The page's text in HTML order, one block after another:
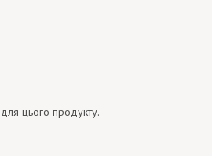
цього продукту.